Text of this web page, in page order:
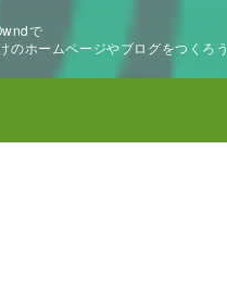
で
のホームページやブログをつくろう